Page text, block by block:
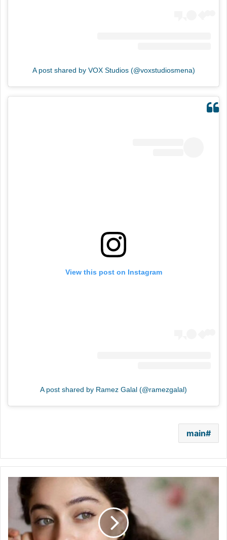
A post shared by VOX Studios (@voxstudiosmena)
View this post on Instagram
A post shared by Ramez Galal (@ramezgalal)
main